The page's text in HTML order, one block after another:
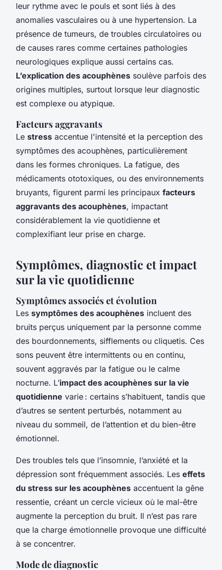
leur rythme avec le pouls et sont liés à des
anomalies vasculaires ou à une hypertension. La
présence de tumeurs, de troubles circulatoires ou
de causes rares comme certaines pathologies
neurologiques explique aussi certains cas.
L’explication des acouphènes soulève parfois des
origines multiples, surtout lorsque leur diagnostic
est complexe ou atypique.
Facteurs aggravants
Le stress accentue l'intensité et la perception des
symptômes des acouphènes, particulièrement
dans les formes chroniques. La fatigue, des
médicaments ototoxiques, ou des environnements
bruyants, figurent parmi les principaux facteurs
aggravants des acouphènes, impactant
considérablement la vie quotidienne et
complexifiant leur prise en charge.
Symptômes, diagnostic et impact
sur la vie quotidienne
Symptômes associés et évolution
Les symptômes des acouphènes incluent des
bruits perçus uniquement par la personne comme
des bourdonnements, sifflements ou cliquetis. Ces
sons peuvent être intermittents ou en continu,
souvent aggravés par la fatigue ou le calme
nocturne. L’impact des acouphènes sur la vie
quotidienne varie : certains s’habituent, tandis que
d’autres se sentent perturbés, notamment au
niveau du sommeil, de l’attention et du bien-être
émotionnel.
Des troubles tels que l’insomnie, l’anxiété et la
dépression sont fréquemment associés. Les effets
du stress sur les acouphènes accentuent la gêne
ressentie, créant un cercle vicieux où le mal-être
augmente la perception du bruit. Il n’est pas rare
que la charge émotionnelle provoque une difficulté
à se concentrer.
Mode de diagnostic